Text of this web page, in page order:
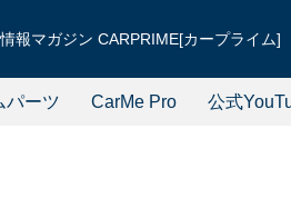
報マガジン CARPRIME[カープライム]
パーツ CarMe Pro 公式